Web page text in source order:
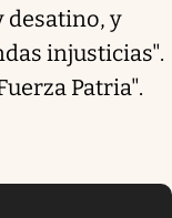
desatino, y
injusticias".
Patria".